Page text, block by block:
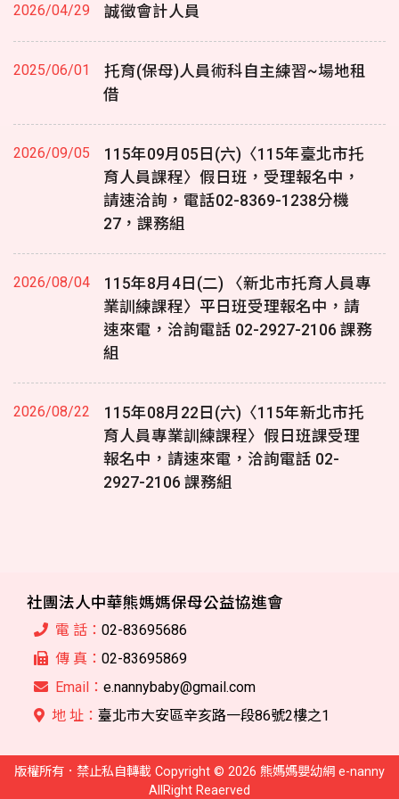
2026/04/29 誠徵會計人員
2025/06/01
托育(保母)人員術科自主練習~場地租
借
2026/09/05
115年09月05日(六)〈115年臺北市托
育人員課程〉假日班，受理報名中，
請速洽詢，電話02-8369-1238分機
27，課務組
2026/08/04
115年8月4日(二) 〈新北市托育人員專
業訓練課程〉平日班受理報名中，請
速來電，洽詢電話 02-2927-2106 課務
組
2026/08/22
115年08月22日(六)〈115年新北市托
育人員專業訓練課程〉假日班課受理
報名中，請速來電，洽詢電話 02-
2927-2106 課務組
社團法人中華熊媽媽保母公益協進會
電 話： 02-83695686
傳 真： 02-83695869
Email： e.nannybaby@gmail.com
地 址： 臺北市大安區辛亥路一段86號2樓之1
版權所有．禁止私自轉載 Copyright © 2026 熊媽媽嬰幼網 e-nanny
AllRight Reaerved